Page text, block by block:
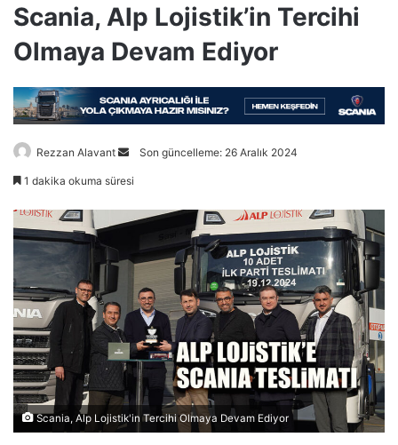
Scania, Alp Lojistik’in Tercihi
Olmaya Devam Ediyor
Rezzan Alavant
Bir
göndermek
Son güncelleme: 26 Aralık 2024
1 dakika okuma süresi
Scania, Alp Lojistik'in Tercihi Olmaya Devam Ediyor